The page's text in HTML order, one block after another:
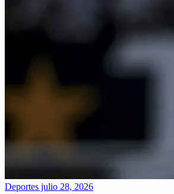
Deportes julio 28, 2026